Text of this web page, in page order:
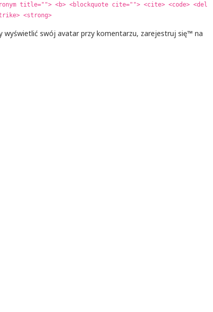
title=""> <b> <blockquote cite=""> <cite> <code> <del
<strong>
wyświetlić swój avatar przy komentarzu, zarejestruj się™ na